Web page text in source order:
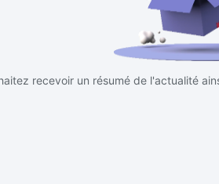
recevoir un résumé de l'actualité